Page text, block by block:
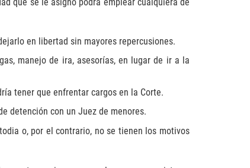
en libertad sin mayores repercusiones.
manejo de ira, asesorías, en lugar de ir a la
tener que enfrentar cargos en la Corte.
detención con un Juez de menores.
o, por el contrario, no se tienen los motivos